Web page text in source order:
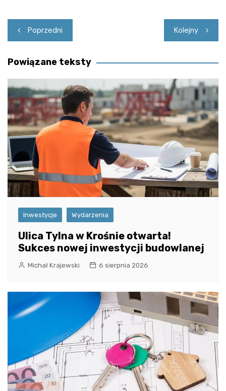
Nawigacja
wpisu
Poprzedni Kolejny
Powiązane teksty
Inwestycje Wydarzenia
Ulica Tylna w Krośnie otwarta!
Sukces nowej inwestycji budowlanej
Michał Krajewski 6 sierpnia 2026